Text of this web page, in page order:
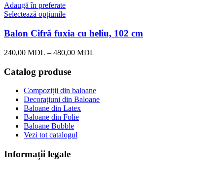
Adaugă în preferate
Selectează opțiunile
Balon Cifră fuxia cu heliu, 102 cm
240,00 MDL – 480,00 MDL
Catalog produse
Compoziții din baloane
Decorațiuni din Baloane
Baloane din Latex
Baloane din Folie
Baloane Bubble
Vezi tot catalogul
Informații legale